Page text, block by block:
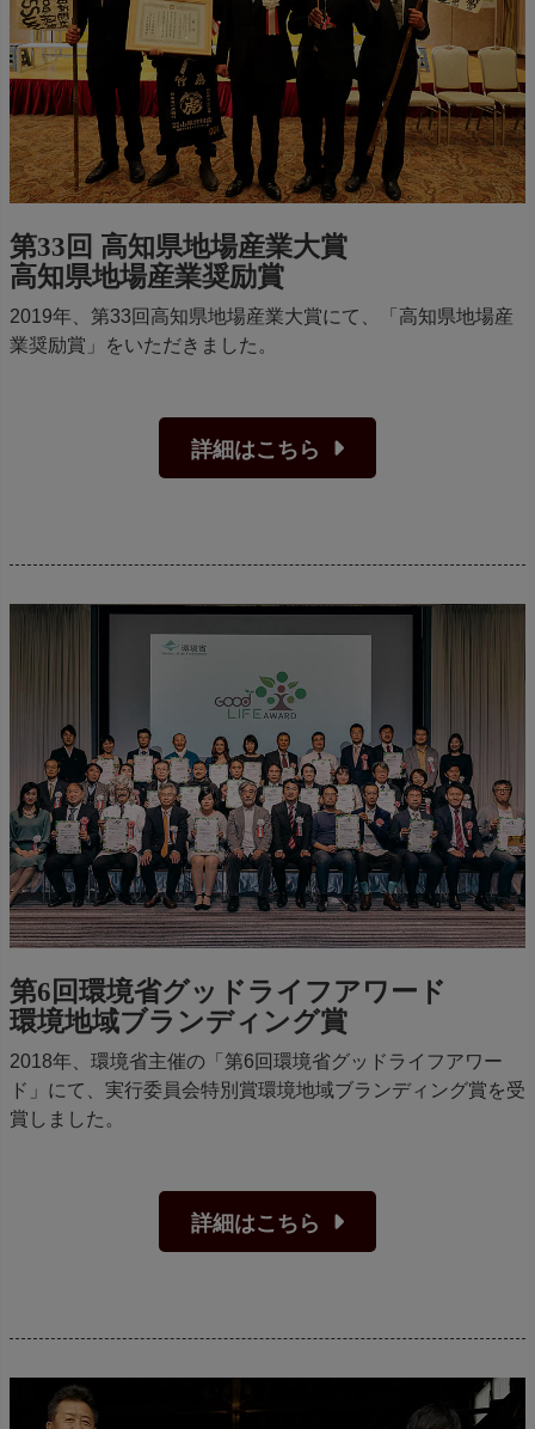
第33回 高知県地場産業大賞
高知県地場産業奨励賞
2019年、第33回高知県地場産業大賞にて、「高知県地場産
業奨励賞」をいただきました。
詳細はこちら
第6回環境省グッドライフアワード
環境地域ブランディング賞
2018年、環境省主催の「第6回環境省グッドライフアワー
ド」にて、実行委員会特別賞環境地域ブランディング賞を受
賞しました。
詳細はこちら